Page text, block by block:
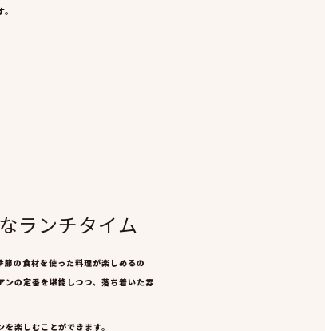
ランチタイム
の食材を使った料理が楽しめるの
の定番を堪能しつつ、落ち着いた雰
楽しむことができます。